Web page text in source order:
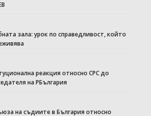
зала: урок по справедливост, който
реакция относно СРС до
на РБългария
на съдиите в България относно